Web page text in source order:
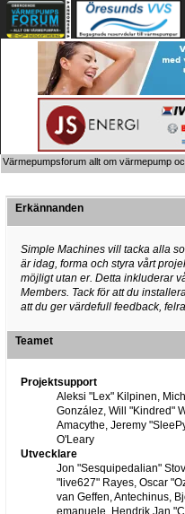
Värmepumpsforum allt om värmepump
Erkännanden
Simple Machines vill tacka alla
är idag, forma och styra vårt
möjligt utan er. Detta inkluderar
Members. Tack för att du
att du ger värdefull feedback,
Teamet
Projektsupport
Aleksi "Lex" Kilpinen,
González, Will "Kindred"
Amacythe, Jeremy
O'Leary
Utvecklare
Jon "Sesquipedalian"
"live627" Rayes, Oscar
van Geffen, Antechinus,
emanuele, Hendrik Jan